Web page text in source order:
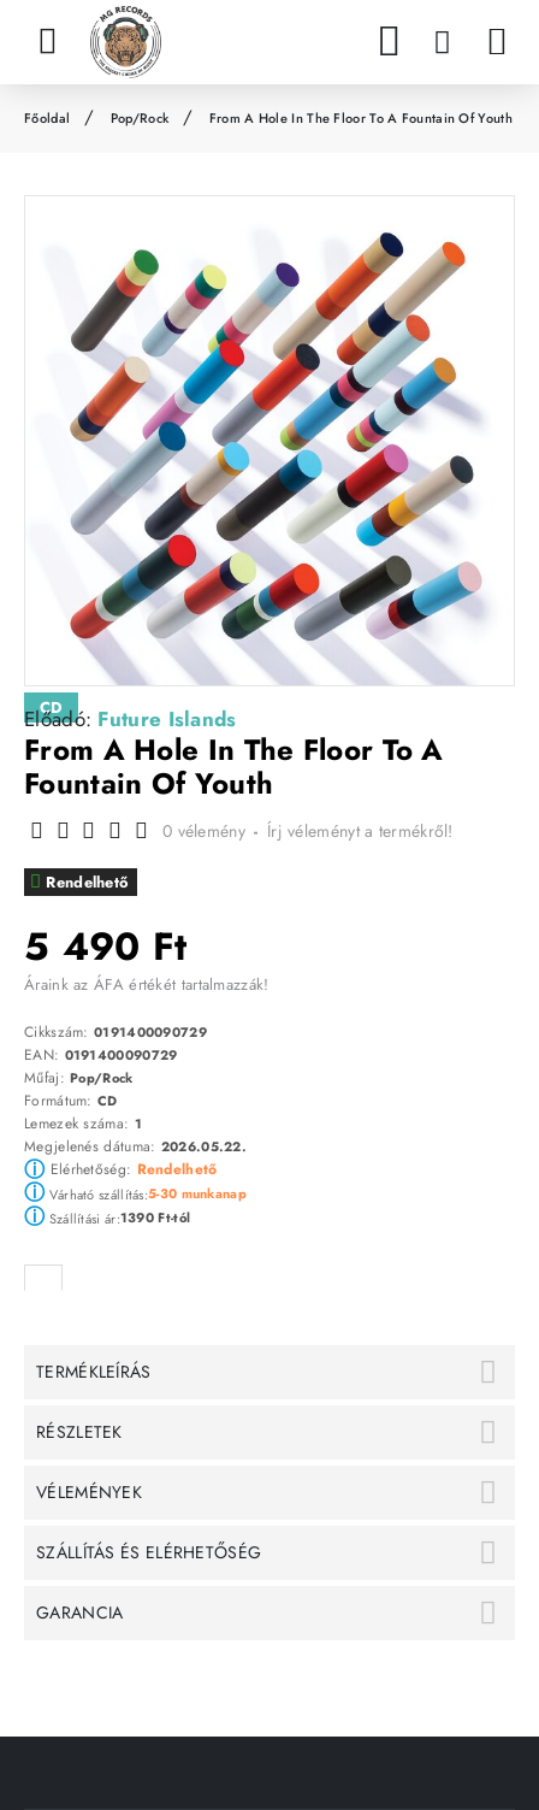
Pop/Rock From A Hole In The Floor To A Fountain Of Youth
CD
Előadó: Future Islands
From A Hole In The Floor To A
Fountain Of Youth
Rendelhető
0 vélemény - Írj véleményt a termékről!
5 490 Ft
Áraink az ÁFA értékét tartalmazzák!
Cikkszám: 0191400090729
EAN: 0191400090729
Műfaj:Pop/Rock
Formátum: CD
Lemezek száma: 1
Megjelenés dátuma: 2026.05.22.
ⓘElérhetőség: Rendelhető
ⓘVárható szállítás:5-30 munkanap
ⓘSzállítási ár:1390 Ft-tól
TERMÉKLEÍRÁS
RÉSZLETEK
VÉLEMÉNYEK
SZÁLLÍTÁS ÉS ELÉRHETŐSÉG
GARANCIA